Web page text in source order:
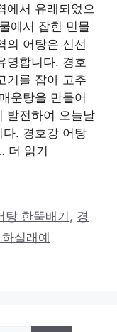
에서 유래되었으
에서 잡힌 민물
의 어탕은 신선
명합니다. 경호
기를 잡아 고추
운탕을 만들어
발전하여 오늘날
. 경호강 어탕
더 읽기
탕 한뚝배기 , 경
실래예